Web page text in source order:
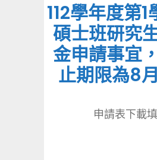
112學年度第1
碩士班研究
金申請事宜
止期限為8月
申請表下載